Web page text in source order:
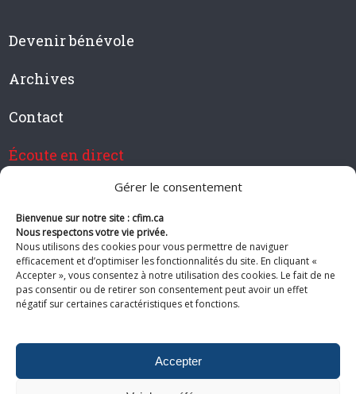
Gérer le consentement
Bienvenue sur notre site : cfim.ca
Nous respectons votre vie privée.
Nous utilisons des cookies pour vous permettre de naviguer
efficacement et d’optimiser les fonctionnalités du site. En cliquant «
Accepter », vous consentez à notre utilisation des cookies. Le fait de ne
pas consentir ou de retirer son consentement peut avoir un effet
négatif sur certaines caractéristiques et fonctions.
Accepter
Devenir bénévole
Archives
Contact
Écoute en direct
Devenir membre de CFIM
Suivez-nous